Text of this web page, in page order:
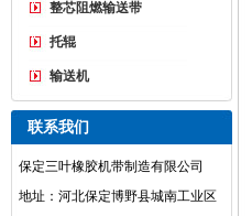
整芯阻燃输送带
托辊
输送机
联系我们
保定三叶橡胶机带制造有限公司
地址：河北保定博野县城南工业区